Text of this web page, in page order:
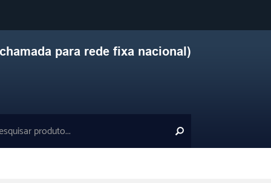
para rede fixa nacional)